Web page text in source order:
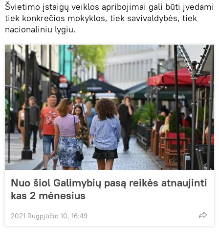
Švietimo įstaigų veiklos apribojimai gali būti įvedami
tiek konkrečios mokyklos, tiek savivaldybės, tiek
nacionaliniu lygiu.
Nuo šiol Galimybių pasą reikės atnaujinti
kas 2 mėnesius
2021 Rugpjūčio 10, 16:49